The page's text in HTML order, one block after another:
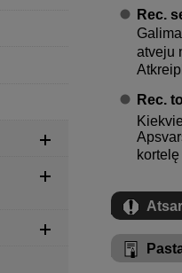
Rec.
atveju
Rec.
kortelę